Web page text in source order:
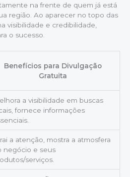
na frente de quem já está
região. Ao aparecer no topo das
visibilidade e credibilidade,
o sucesso.
Benefícios para Divulgação
Gratuita
a visibilidade em buscas
fornece informações
a atenção, mostra a atmosfera
negócio e seus
serviços.